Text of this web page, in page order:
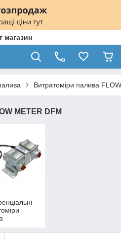
магазин
Витратоміри палива
METER DFM